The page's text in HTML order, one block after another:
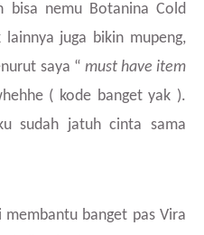
bisa nemu Botanina Cold
juga bikin mupeng,
saya “ must have item
( kode banget yak ).
sudah jatuh cinta sama
banget pas Vira